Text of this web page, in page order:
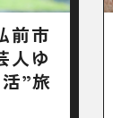
前市
人ゆ
”旅